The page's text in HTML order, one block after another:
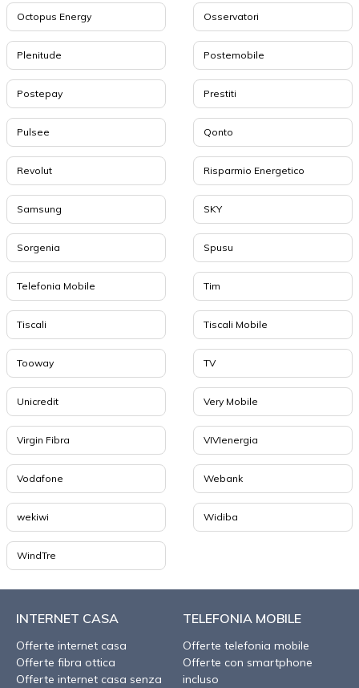
Octopus Energy Osservatori
Plenitude Postemobile
Postepay Prestiti
Pulsee Qonto
Revolut Risparmio Energetico
Samsung SKY
Sorgenia Spusu
Telefonia Mobile Tim
Tiscali Tiscali Mobile
Tooway TV
Unicredit Very Mobile
Virgin Fibra VIVIenergia
Vodafone Webank
wekiwi Widiba
WindTre
INTERNET CASA
Offerte internet casa
Offerte fibra ottica
Offerte internet casa senza
TELEFONIA MOBILE
Offerte telefonia mobile
Offerte con smartphone
incluso